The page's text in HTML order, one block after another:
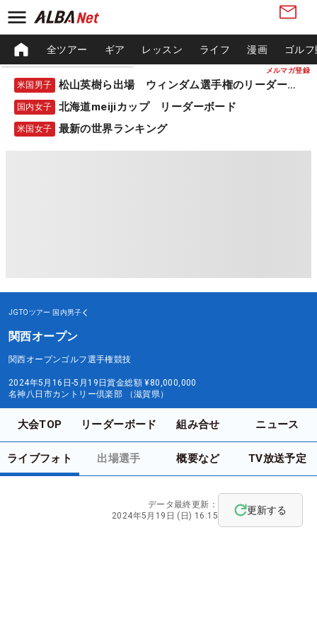
メルマガ登録
全ツアー ギア レッスン ライフ 漫画 ゴル
米国男子 松山英樹ら出場 ウィンダム選手権のリーダーボード
国内女子 北海道meijiカップ リーダーボード
米国女子 最新の世界ランキング
JGTOツアー 国内男子
関西オープン
関西オープンゴルフ選手権競技
2024年5月16日-5月19日賞金総額 ¥80,000,000
名神八日市カントリー倶楽部 （滋賀県）
大会TOP リーダーボード 組み合せ ニュース
ライブフォト 出場選手 概要など TV放送予定
データ最終更新：
2024年5月19日 (日) 16:15
更新する